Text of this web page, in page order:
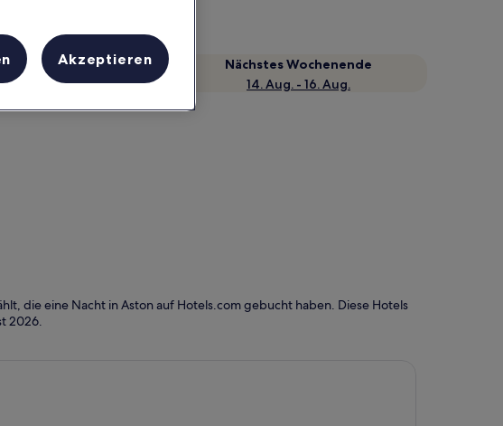
Wochenende
- 9. Aug.
Nächstes Wochenende
14. Aug. - 16. Aug.
die eine Nacht in Aston auf Hotels.com gebucht haben. Diese Hotels
2026.
Akzeptieren